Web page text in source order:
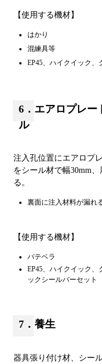
【使用する機材】
はかり
混練具等
EP45、ハイクイック
6．エアロプレー
ル
注入孔位置にエアロプ
をシール材で幅30mm
る。
裏面に注入材料が漏れ
【使用する機材】
パテベラ
EP45、ハイクイック
ックシールバーセット
7．養生
器具張り付け材、シー